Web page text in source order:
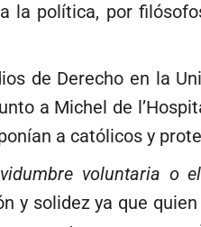
la política, por
de Derecho en la
a Michel de
a católicos y
voluntaria o
y solidez ya que